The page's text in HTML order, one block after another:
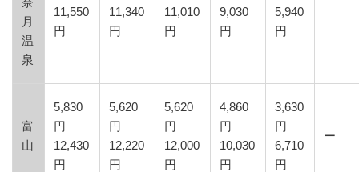
月
温
泉
11,550
円
11,340
円
11,010
円
9,030
円
5,940
円
富
山
5,830
円
12,430
円
5,620
円
12,220
円
5,620
円
12,000
円
4,860
円
10,030
円
3,630
円
6,710
円
ー